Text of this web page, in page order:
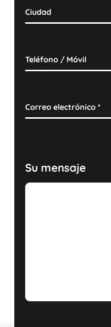
Ciudad
Teléfono / Móvil
Correo electrónico*
Su mensaje